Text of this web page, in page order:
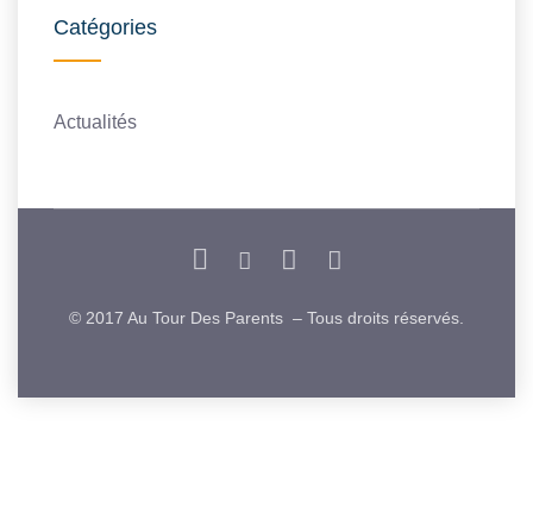
Catégories
Actualités
© 2017 Au Tour Des Parents – Tous droits réservés.